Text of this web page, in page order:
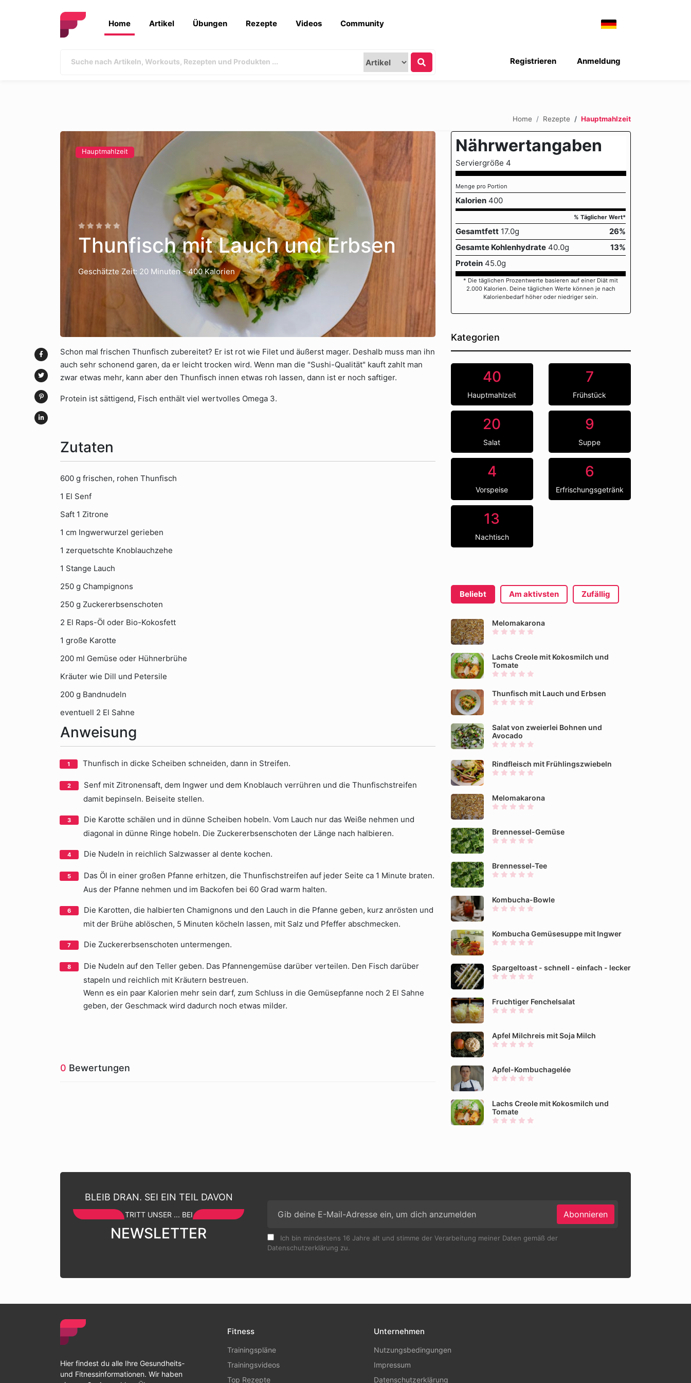
Home Artikel Übungen Rezepte Videos Community
Anmeldung
Registrieren
Home Rezepte Hauptmahlzeit
Hauptmahlzeit
Thunfisch mit Lauch und Erbsen
Geschätzte Zeit: 20 Minuten - 400 Kalorien
Schon mal frischen Thunfisch zubereitet? Er ist rot wie Filet und äußerst mager. Deshalb muss man ihn
auch sehr schonend garen, da er leicht trocken wird. Wenn man die "Sushi-Qualität" kauft zahlt man
zwar etwas mehr, kann aber den Thunfisch innen etwas roh lassen, dann ist er noch saftiger.
Protein ist sättigend, Fisch enthält viel wertvolles Omega 3.
Zutaten
600 g frischen, rohen Thunfisch
1 El Senf
Saft 1 Zitrone
1 cm Ingwerwurzel gerieben
1 zerquetschte Knoblauchzehe
1 Stange Lauch
250 g Champignons
250 g Zuckererbsenschoten
2 El Raps-Öl oder Bio-Kokosfett
1 große Karotte
200 ml Gemüse oder Hühnerbrühe
Kräuter wie Dill und Petersile
200 g Bandnudeln
eventuell 2 El Sahne
Anweisung
Thunfisch in dicke Scheiben schneiden, dann in Streifen.
Senf mit Zitronensaft, dem Ingwer und dem Knoblauch verrühren und die Thunfischstreifen
damit bepinseln. Beiseite stellen.
Die Karotte schälen und in dünne Scheiben hobeln. Vom Lauch nur das Weiße nehmen und
diagonal in dünne Ringe hobeln. Die Zuckererbsenschoten der Länge nach halbieren.
Die Nudeln in reichlich Salzwasser al dente kochen.
Das Öl in einer großen Pfanne erhitzen, die Thunfischstreifen auf jeder Seite ca 1 Minute braten.
Aus der Pfanne nehmen und im Backofen bei 60 Grad warm halten.
Die Karotten, die halbierten Chamignons und den Lauch in die Pfanne geben, kurz anrösten und
mit der Brühe ablöschen, 5 Minuten köcheln lassen, mit Salz und Pfeffer abschmecken.
Die Zuckererbsenschoten untermengen.
Die Nudeln auf den Teller geben. Das Pfannengemüse darüber verteilen. Den Fisch darüber
stapeln und reichlich mit Kräutern bestreuen.
Wenn es ein paar Kalorien mehr sein darf, zum Schluss in die Gemüsepfanne noch 2 El Sahne
geben, der Geschmack wird dadurch noch etwas milder.
0 Bewertungen
Nährwertangaben
Serviergröße 4
Menge pro Portion
Kalorien 400
% Täglicher Wert*
Gesamtfett 17.0g
26%
Gesamte Kohlenhydrate 40.0g
13%
Protein 45.0g
* Die täglichen Prozentwerte basieren auf einer Diät mit
2.000 Kalorien. Deine täglichen Werte können je nach
Kalorienbedarf höher oder niedriger sein.
Kategorien
40
Hauptmahlzeit
7
Frühstück
20
Salat
9
Suppe
4
Vorspeise
6
Erfrischungsgetränk
13
Nachtisch
Beliebt Am aktivsten Zufällig
Melomakarona
Lachs Creole mit Kokosmilch und
Tomate
Thunfisch mit Lauch und Erbsen
Salat von zweierlei Bohnen und
Avocado
Rindfleisch mit Frühlingszwiebeln
Melomakarona
Brennessel-Gemüse
Brennessel-Tee
Kombucha-Bowle
Kombucha Gemüsesuppe mit Ingwer
Spargeltoast - schnell - einfach - lecker
Fruchtiger Fenchelsalat
Apfel Milchreis mit Soja Milch
Apfel-Kombuchagelée
Lachs Creole mit Kokosmilch und
Tomate
BLEIB DRAN. SEI EIN TEIL DAVON
TRITT UNSER ... BEI
NEWSLETTER
Abonnieren
Ich bin mindestens 16 Jahre alt und stimme der Verarbeitung meiner Daten gemäß der
Datenschutzerklärung zu.
Hier findest du alle Ihre Gesundheits-
und Fitnessinformationen. Wir haben
Fitness
Trainingspläne
Trainingsvideos
Top Rezepte
Unternehmen
Nutzungsbedingungen
Impressum
Datenschutzerklärung